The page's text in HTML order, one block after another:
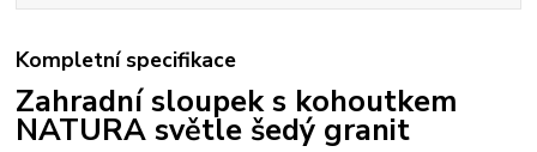
Kompletní specifikace
Zahradní sloupek s kohoutkem
NATURA světle šedý granit